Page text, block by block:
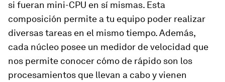
si fueran mini-CPU en sí mismas. Esta
composición permite a tu equipo poder realizar
diversas tareas en el mismo tiempo. Además,
cada núcleo posee un medidor de velocidad que
nos permite conocer cómo de rápido son los
procesamientos que llevan a cabo y vienen